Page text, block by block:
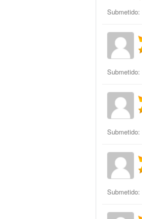
Submetido:
Submetido:
Submetido:
Submetido: